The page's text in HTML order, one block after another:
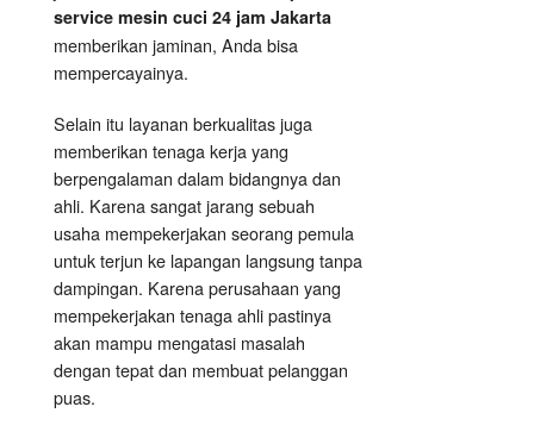
service mesin cuci 24 jam Jakarta
memberikan jaminan, Anda bisa
mempercayainya.
Selain itu layanan berkualitas juga
memberikan tenaga kerja yang
berpengalaman dalam bidangnya dan
ahli. Karena sangat jarang sebuah
usaha mempekerjakan seorang pemula
untuk terjun ke lapangan langsung tanpa
dampingan. Karena perusahaan yang
mempekerjakan tenaga ahli pastinya
akan mampu mengatasi masalah
dengan tepat dan membuat pelanggan
puas.